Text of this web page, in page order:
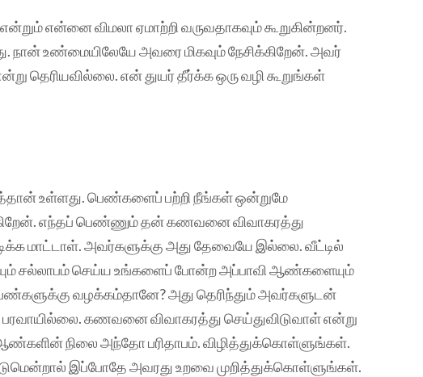
என்னை விமலா ஏமாற்றி வருவதாகவும் கூறுகின்றனர்.
நான் உண்மையிலேயே அவரை மிகவும் நேசிக்கிறேன். அவர்
தெரியவில்லை. என் துயர் தீர்க்க ஒரு வழி கூறுங்கள்
உள்ளது. பெண்களைப் பற்றி நீங்கள் ஒன்றுமே
எந்தப் பெண்ணும் தன் கணவனை விவாகரத்து
மாட்டாள். அவர்களுக்கு அது தேவையே இல்லை. வீட்டில்
சல்லாபம் செய்ய உங்களைப் போன்ற அப்பாவி ஆண்களையும்
வழக்கம்தானே? அது தெரிந்தும் அவர்களுடன்
பரவாயில்லை. கணவனை விவாகரத்து செய்துவிடுவாள் என்று
நிலை அந்தோ பரிதாபம். விழித்துக்கொள்ளுங்கள்.
இப்போதே அவரது உறவை முறித்துக்கொள்ளுங்கள்.